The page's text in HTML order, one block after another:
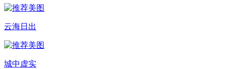
云海日出
城中虚实